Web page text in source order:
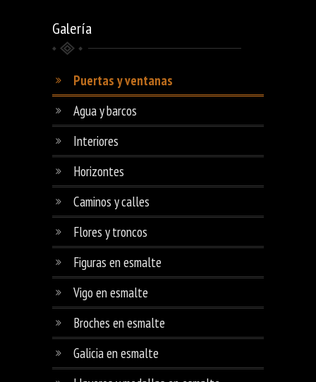
Galería
Puertas y ventanas
Agua y barcos
Interiores
Horizontes
Caminos y calles
Flores y troncos
Figuras en esmalte
Vigo en esmalte
Broches en esmalte
Galicia en esmalte